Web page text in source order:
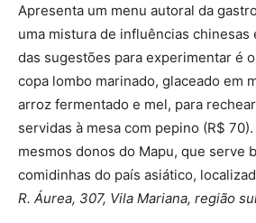
Apresenta um menu autoral da
uma mistura de influências chinesas
das sugestões para experimentar é
copa lombo marinado, glaceado em
arroz fermentado e mel, para
servidas à mesa com pepino (R$
mesmos donos do Mapu, que serve
comidinhas do país asiático,
R. Áurea, 307, Vila Mariana, região